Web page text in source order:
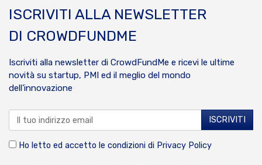
ISCRIVITI ALLA NEWSLETTER
DI CROWDFUNDME
Iscriviti alla newsletter di CrowdFundMe e ricevi le ultime
novità su startup, PMI ed il meglio del mondo
dell’innovazione
Ho letto ed accetto le condizioni di Privacy Policy